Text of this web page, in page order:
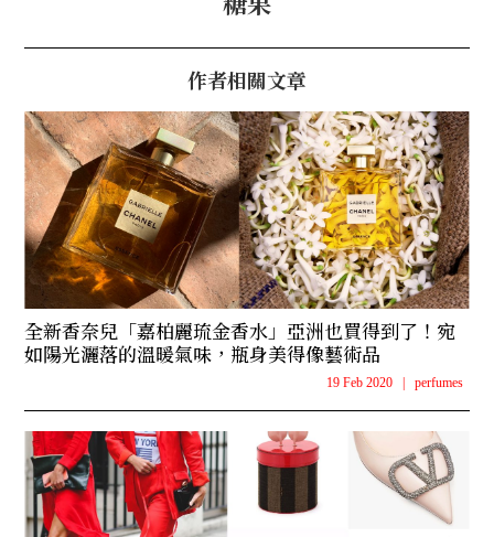
作者相關文章
全新香奈兒「嘉柏麗琉金香水」亞洲也買得到了！宛
如陽光灑落的溫暖氣味，瓶身美得像藝術品
19 Feb 2020 perfumes